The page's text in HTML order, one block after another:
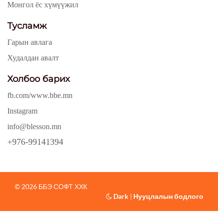
Монгол ёс хүмүүжил
Тусламж
Гарын авлага
Худалдан авалт
Холбоо барих
fb.com/www.bbe.mn
Instagram
info@blesson.mn
+976-99141394
© 2026 ББЭ СОФТ ХХК
Dark | Нууцлалын бодлого